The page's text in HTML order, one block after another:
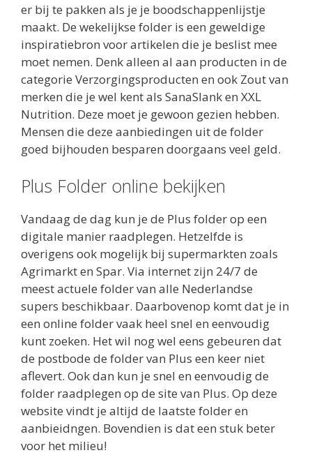
er bij te pakken als je je boodschappenlijstje
maakt. De wekelijkse folder is een geweldige
inspiratiebron voor artikelen die je beslist mee
moet nemen. Denk alleen al aan producten in de
categorie Verzorgingsproducten en ook Zout van
merken die je wel kent als SanaSlank en XXL
Nutrition. Deze moet je gewoon gezien hebben.
Mensen die deze aanbiedingen uit de folder
goed bijhouden besparen doorgaans veel geld.
Plus Folder online bekijken
Vandaag de dag kun je de Plus folder op een
digitale manier raadplegen. Hetzelfde is
overigens ook mogelijk bij supermarkten zoals
Agrimarkt en Spar. Via internet zijn 24/7 de
meest actuele folder van alle Nederlandse
supers beschikbaar. Daarbovenop komt dat je in
een online folder vaak heel snel en eenvoudig
kunt zoeken. Het wil nog wel eens gebeuren dat
de postbode de folder van Plus een keer niet
aflevert. Ook dan kun je snel en eenvoudig de
folder raadplegen op de site van Plus. Op deze
website vindt je altijd de laatste folder en
aanbieidngen. Bovendien is dat een stuk beter
voor het milieu!